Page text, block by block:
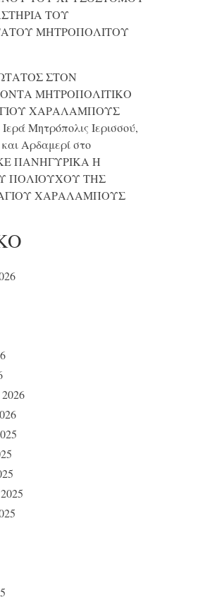
ΤΟΥ
ΜΗΤΡΟΠΟΛΙΤΟΥ
ΣΤΟΝ
ΜΗΤΡΟΠΟΛΙΤΙΚΟ
ΧΑΡΑΛΑΜΠΟΥΣ
Μητρόπολις Ιερισσού,
Αρδαμερίστο
ΠΑΝΗΓΥΡΙΚΑ Η
ΠΟΛΙΟΥΧΟΥ ΤΗΣ
ΧΑΡΑΛΑΜΠΟΥΣ